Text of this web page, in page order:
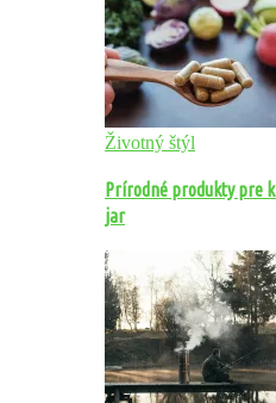
Životný štýl
Prírodné produkty pre
jar